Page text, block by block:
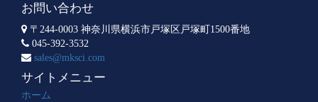
お問い合わせ
〒244-0003 神奈川県横浜市戸塚区戸塚町1500番地
045-392-3532
sales@mksci.com
サイトメニュー
ホーム